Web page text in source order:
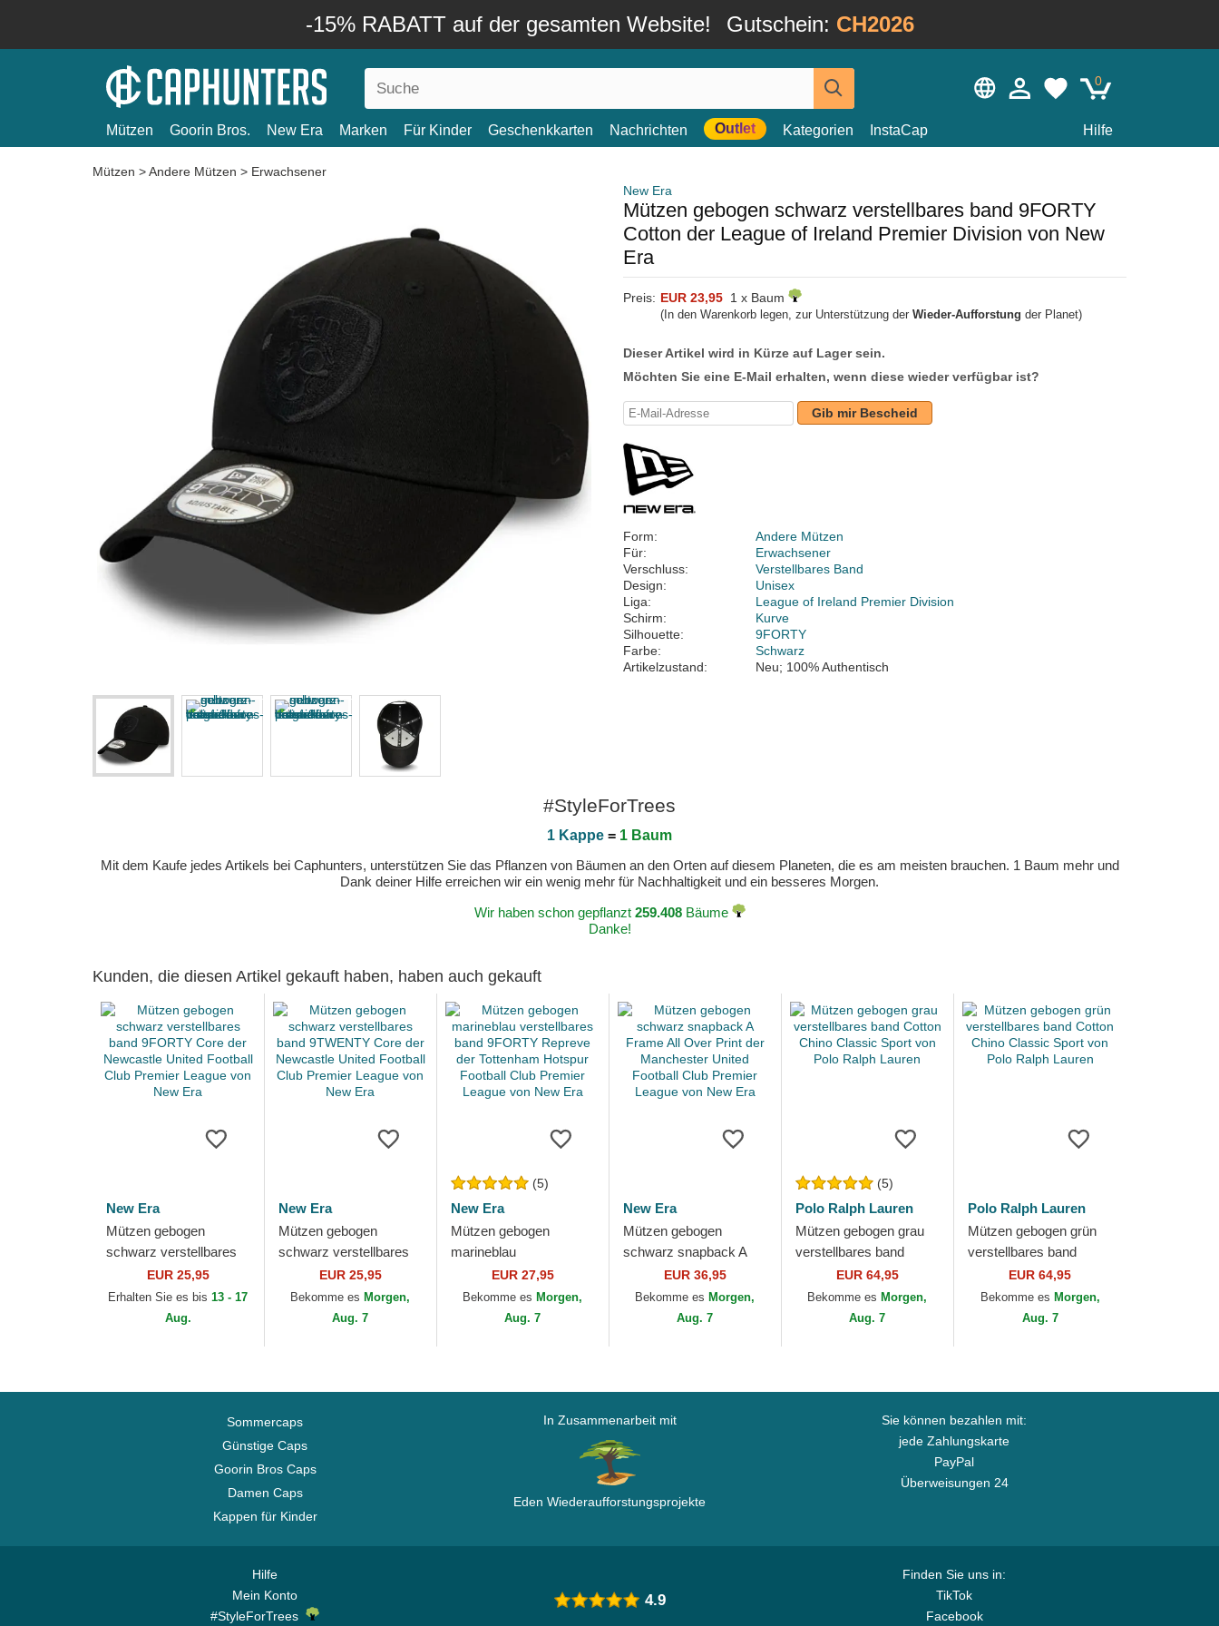
-15% RABATT auf der gesamten Website! Gutschein: CH2026
0
Mützen Goorin Bros. New Era Marken Für Kinder Geschenkkarten Nachrichten Outlet Kategorien InstaCap Hilfe
Mützen >Andere Mützen > Erwachsener
New Era
Mützen gebogen schwarz verstellbares band 9FORTY
Cotton der League of Ireland Premier Division von New
Era
Preis: EUR 23,95 1 x Baum
(In den Warenkorb legen, zur Unterstützung der Wieder-Aufforstung der Planet)
Dieser Artikel wird in Kürze auf Lager sein.
Möchten Sie eine E-Mail erhalten, wenn diese wieder verfügbar ist?
Gib mir Bescheid
Form:
Andere Mützen
Für:
Erwachsener
Verschluss:
Verstellbares Band
Design:
Unisex
Liga:
League of Ireland Premier Division
Schirm:
Kurve
Silhouette:
9FORTY
Farbe:
Schwarz
Artikelzustand:
Neu; 100% Authentisch
#StyleForTrees
1 Kappe = 1 Baum
Mit dem Kaufe jedes Artikels bei Caphunters, unterstützen Sie das Pflanzen von Bäumen an den Orten auf diesem Planeten, die es am meisten brauchen. 1 Baum mehr und
Dank deiner Hilfe erreichen wir ein wenig mehr für Nachhaltigkeit und ein besseres Morgen.
Wir haben schon gepflanzt 259.408Bäume
Danke!
Kunden, die diesen Artikel gekauft haben, haben auch gekauft
New Era
Mützen gebogen
schwarz verstellbares
band 9FORTY Core der
Newcastle United
Football Club Premier...
EUR 25,95
Erhalten Sie es bis13 - 17
Aug.
New Era
Mützen gebogen
schwarz verstellbares
band 9TWENTY Core
der Newcastle United
Football Club Premier...
EUR 25,95
Bekomme es Morgen,
Aug. 7
(5)
New Era
Mützen gebogen
marineblau
verstellbares band
9FORTY Repreve der
Tottenham Hotspur
EUR 27,95
Bekomme es Morgen,
Aug. 7
New Era
Mützen gebogen
schwarz snapback A
Frame All Over Print der
Manchester United
Football Club...
EUR 36,95
Bekomme es Morgen,
Aug. 7
(5)
Polo Ralph Lauren
Mützen gebogen grau
verstellbares band
Cotton Chino Classic
Sport von Polo Ralph
EUR 64,95
Bekomme es Morgen,
Aug. 7
Polo Ralph Lauren
Mützen gebogen grün
verstellbares band
Cotton Chino Classic
Sport von Polo Ralph
EUR 64,95
Bekomme es Morgen,
Aug. 7
Sommercaps
Günstige Caps
Goorin Bros Caps
Damen Caps
Kappen für Kinder
In Zusammenarbeit mit
Eden Wiederaufforstungsprojekte
Sie können bezahlen mit:
jede Zahlungskarte
PayPal
Überweisungen 24
Hilfe
Mein Konto
#StyleForTrees
Finden Sie uns in:
TikTok
Facebook
4.9